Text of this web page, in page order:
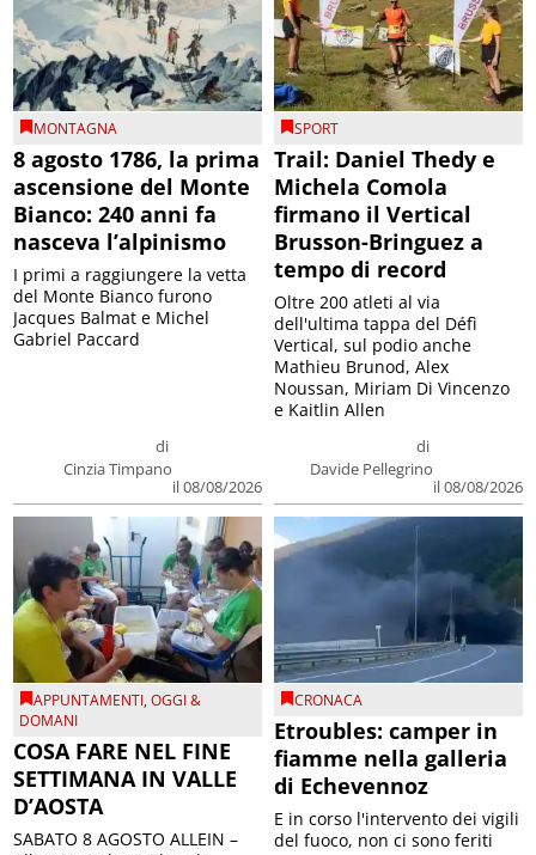
MONTAGNA
8 agosto 1786, la prima
ascensione del Monte
Bianco: 240 anni fa
nasceva l’alpinismo
di
Cinzia Timpano
il 08/08/2026
I primi a raggiungere la vetta
del Monte Bianco furono
Jacques Balmat e Michel
Gabriel Paccard
SPORT
Trail: Daniel Thedy e
Michela Comola
firmano il Vertical
Brusson-Bringuez a
tempo di record
di
Davide Pellegrino
il 08/08/2026
Oltre 200 atleti al via
dell'ultima tappa del Défì
Vertical, sul podio anche
Mathieu Brunod, Alex
Noussan, Miriam Di Vincenzo
e Kaitlin Allen
APPUNTAMENTI,OGGI &
DOMANI
COSA FARE NEL FINE
SETTIMANA IN VALLE
D’AOSTA
SABATO 8 AGOSTO ALLEIN –
CRONACA
Etroubles: camper in
fiamme nella galleria
di Echevennoz
E in corso l'intervento dei vigili
del fuoco, non ci sono feriti